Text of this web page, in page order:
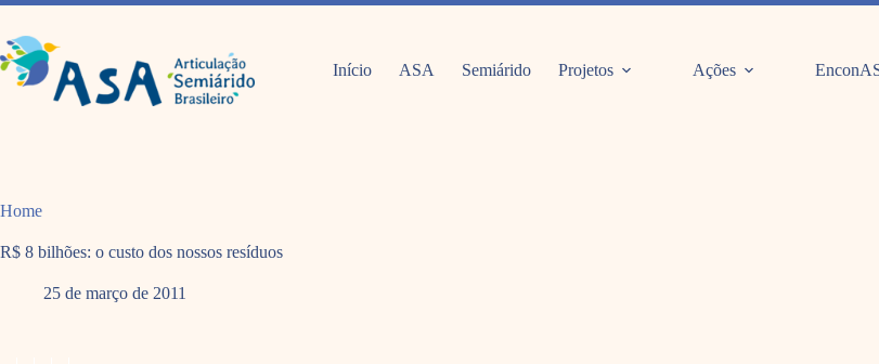
Pular
o
conteúdo
Início ASA Semiárido Projetos Ações
Home
R$ 8 bilhões: o custo dos nossos resíduos
25 de março de 2011